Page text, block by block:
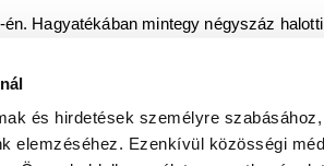
és hirdetések személyre
elemzéséhez. Ezenkívül közösségi
Hagyatékában mintegy négyszáz
Győri Városi Könyvtár, 1999.,